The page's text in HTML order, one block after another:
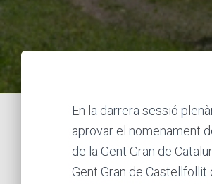
En la darrera sessió
aprovar el nomenament
de la Gent Gran de
Gent Gran de Castellfollit